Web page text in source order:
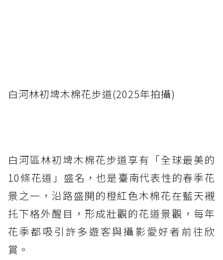
白河林初埤木棉花步道(2025年拍攝)
白河區林初埤木棉花步道享有「全球最美的
10條花道」盛名，也是臺南代表性的春季花
景之一，沿路盛開的橙紅色木棉花在藍天襯
托下格外醒目，形成壯觀的花道景觀，每年
花季都吸引許多遊客與攝影愛好者前往欣
賞。